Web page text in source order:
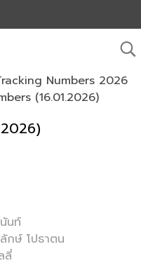
Numbers 2026
(16.01.2026)
นท์
ษ์ โปธาตน
ลี่